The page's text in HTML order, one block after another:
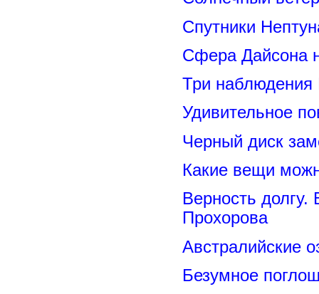
Спутники
Сфера Дайсона
Три
Удивительное
Черный диск
Какие вещи
Верность
Прохорова
Австралийские
Безумное